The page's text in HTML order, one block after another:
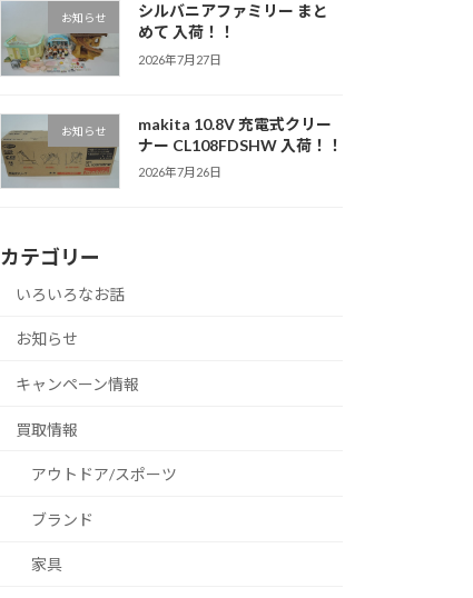
お知らせ
シルバニアファミリー まと
めて 入荷！！
2026年7月27日
お知らせ
makita 10.8V 充電式クリー
ナー CL108FDSHW 入荷！！
2026年7月26日
カテゴリー
いろいろなお話
お知らせ
キャンペーン情報
買取情報
アウトドア/スポーツ
ブランド
家具